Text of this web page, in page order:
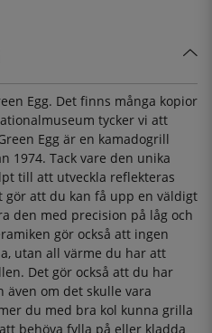
Egg. Det finns många kopior
tycker vi att
Egg är en kamadogrill
1974. Tack vare den unika
till att utveckla reflekteras
att du kan få upp en väldigt
den med precision på låg och
gör också att ingen
utan all värme du har att
Det gör också att du har
om det skulle vara
du med bra kol kunna grilla
behöva fylla på eller kladda